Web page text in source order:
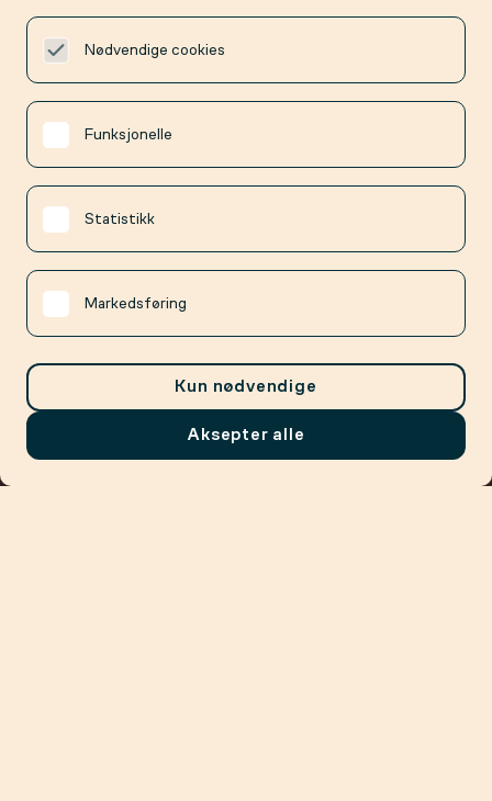
Meny
Nødvendige cookies
Funksjonelle
Statistikk
Markedsføring
Kun nødvendige
Aksepter alle